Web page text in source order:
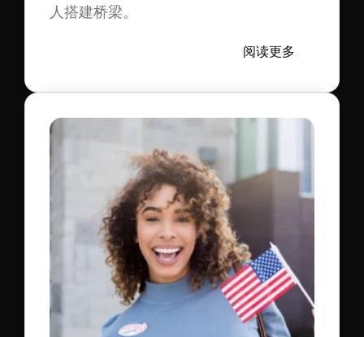
人搭建桥梁。
阅读更多